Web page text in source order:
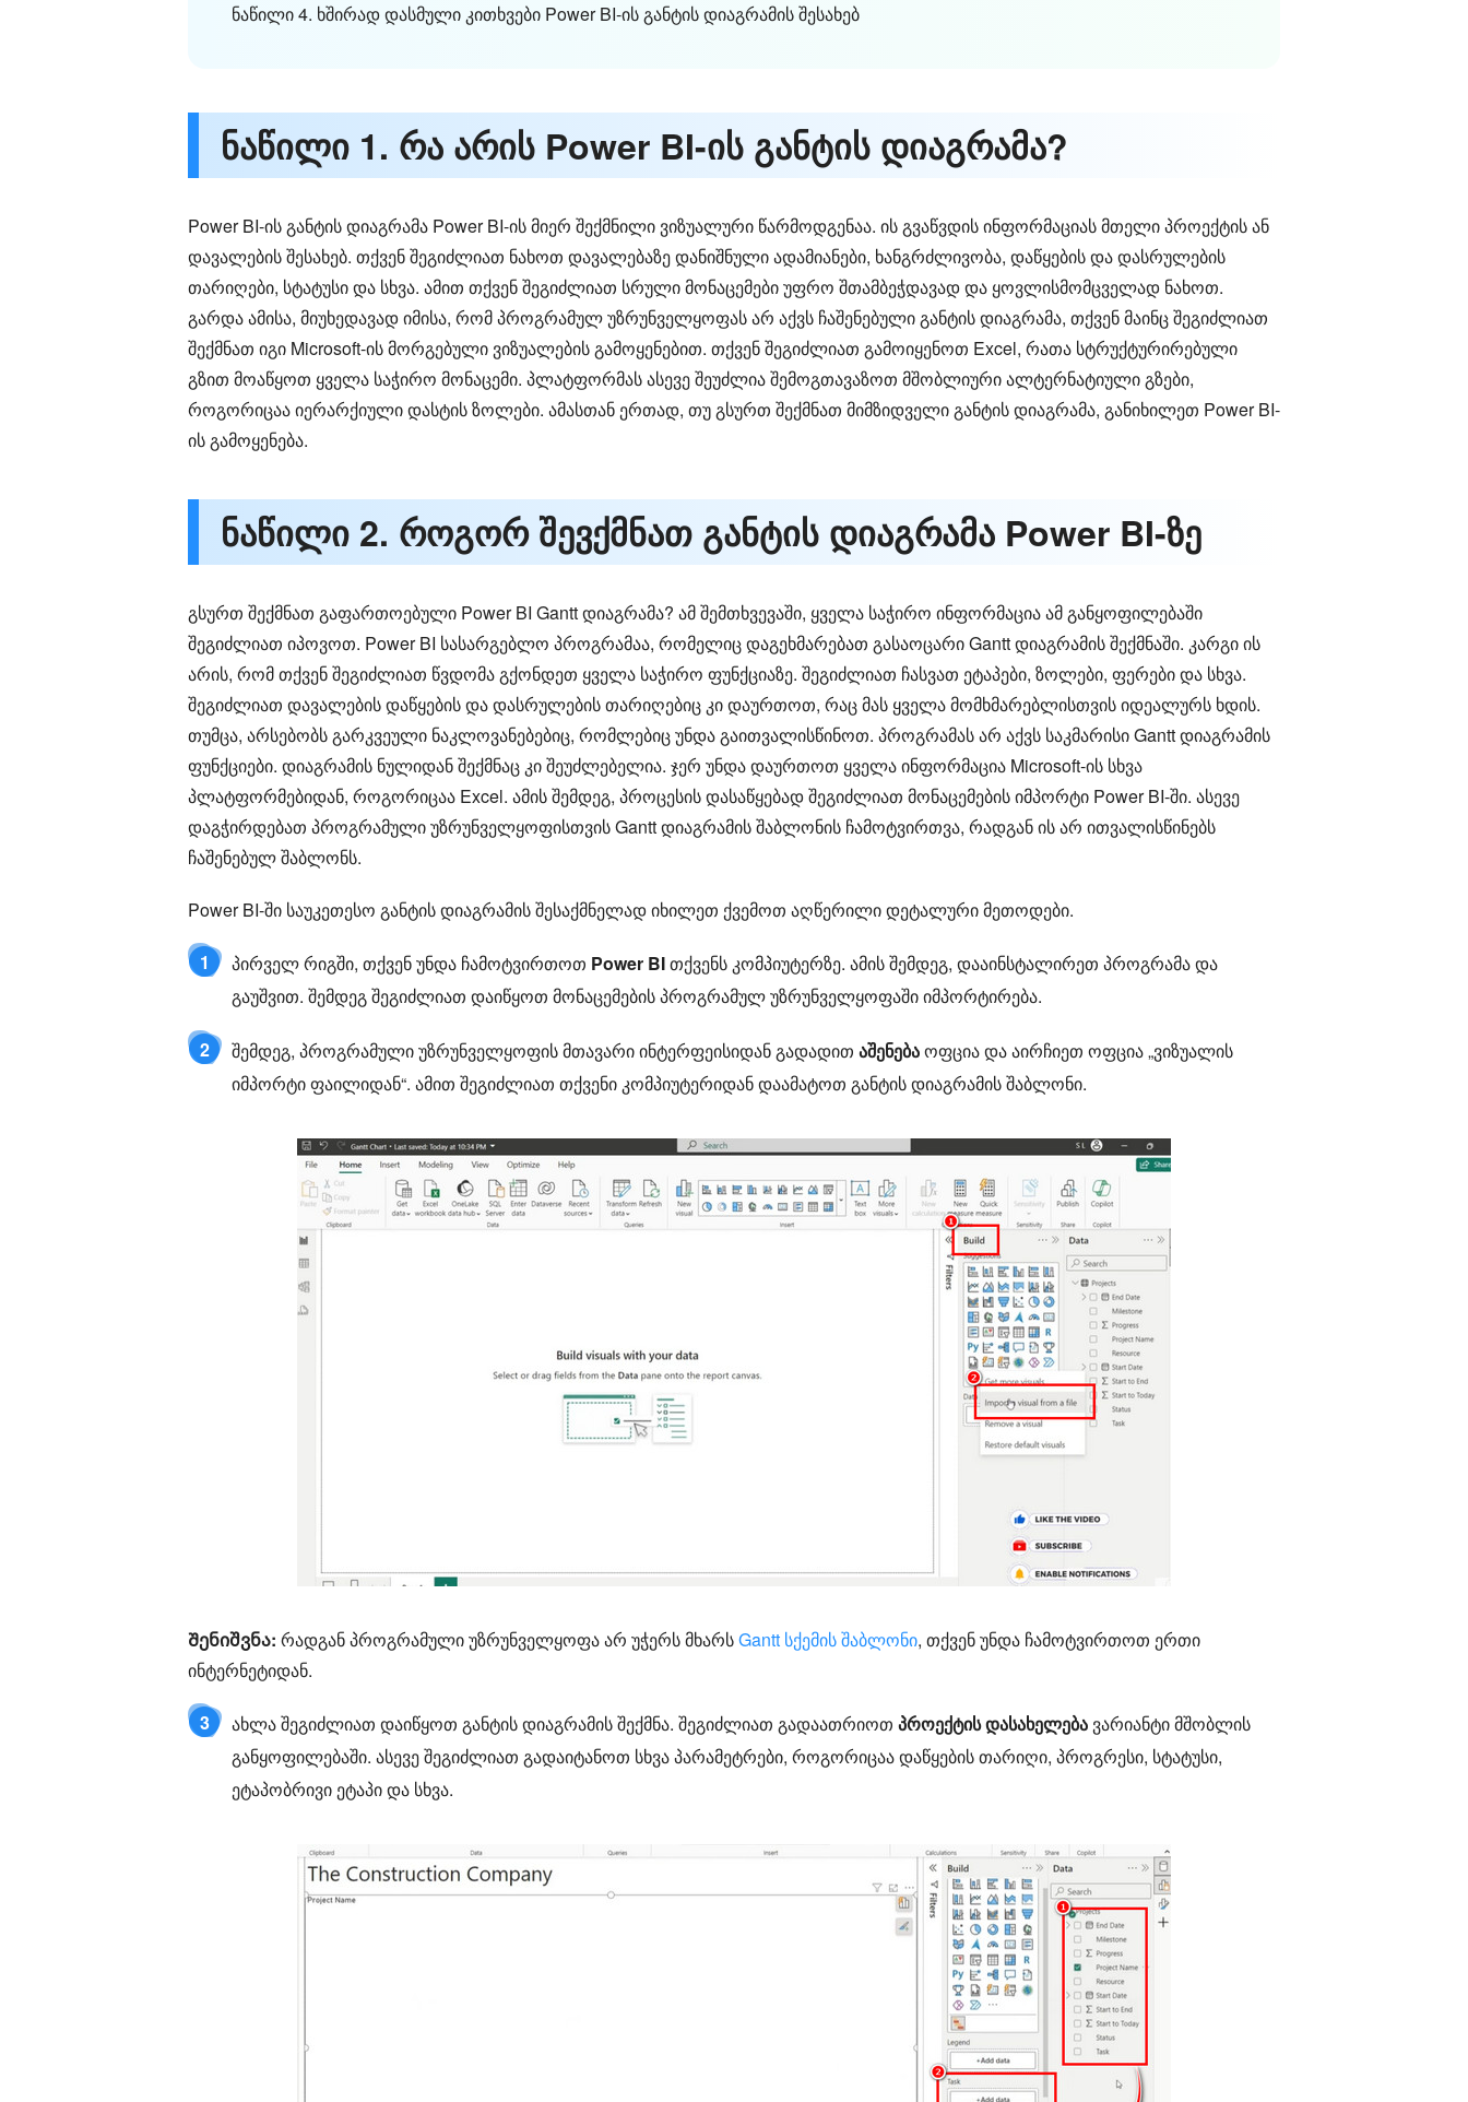
ნაწილი 4. ხშირად დასმული კითხვები Power BI-ის განტის დიაგრამის შესახებ
ნაწილი 1. რა არის Power BI-ის განტის დიაგრამა?
Power BI-ის განტის დიაგრამა Power BI-ის მიერ შექმნილი ვიზუალური წარმოდგენაა. ის გვაწვდის ინფორმაციას მთელი პროექტის ან
დავალების შესახებ. თქვენ შეგიძლიათ ნახოთ დავალებაზე დანიშნული ადამიანები, ხანგრძლივობა, დაწყების და დასრულების
თარიღები, სტატუსი და სხვა. ამით თქვენ შეგიძლიათ სრული მონაცემები უფრო შთამბეჭდავად და ყოვლისმომცველად ნახოთ.
გარდა ამისა, მიუხედავად იმისა, რომ პროგრამულ უზრუნველყოფას არ აქვს ჩაშენებული განტის დიაგრამა, თქვენ მაინც შეგიძლიათ
შექმნათ იგი Microsoft-ის მორგებული ვიზუალების გამოყენებით. თქვენ შეგიძლიათ გამოიყენოთ Excel, რათა სტრუქტურირებული
გზით მოაწყოთ ყველა საჭირო მონაცემი. პლატფორმას ასევე შეუძლია შემოგთავაზოთ მშობლიური ალტერნატიული გზები,
როგორიცაა იერარქიული დასტის ზოლები. ამასთან ერთად, თუ გსურთ შექმნათ მიმზიდველი განტის დიაგრამა, განიხილეთ Power BI-
ის გამოყენება.
ნაწილი 2. როგორ შევქმნათ განტის დიაგრამა Power BI-ზე
გსურთ შექმნათ გაფართოებული Power BI Gantt დიაგრამა? ამ შემთხვევაში, ყველა საჭირო ინფორმაცია ამ განყოფილებაში
შეგიძლიათ იპოვოთ. Power BI სასარგებლო პროგრამაა, რომელიც დაგეხმარებათ გასაოცარი Gantt დიაგრამის შექმნაში. კარგი ის
არის, რომ თქვენ შეგიძლიათ წვდომა გქონდეთ ყველა საჭირო ფუნქციაზე. შეგიძლიათ ჩასვათ ეტაპები, ზოლები, ფერები და სხვა.
შეგიძლიათ დავალების დაწყების და დასრულების თარიღებიც კი დაურთოთ, რაც მას ყველა მომხმარებლისთვის იდეალურს ხდის.
თუმცა, არსებობს გარკვეული ნაკლოვანებებიც, რომლებიც უნდა გაითვალისწინოთ. პროგრამას არ აქვს საკმარისი Gantt დიაგრამის
ფუნქციები. დიაგრამის ნულიდან შექმნაც კი შეუძლებელია. ჯერ უნდა დაურთოთ ყველა ინფორმაცია Microsoft-ის სხვა
პლატფორმებიდან, როგორიცაა Excel. ამის შემდეგ, პროცესის დასაწყებად შეგიძლიათ მონაცემების იმპორტი Power BI-ში. ასევე
დაგჭირდებათ პროგრამული უზრუნველყოფისთვის Gantt დიაგრამის შაბლონის ჩამოტვირთვა, რადგან ის არ ითვალისწინებს
ჩაშენებულ შაბლონს.
Power BI-ში საუკეთესო განტის დიაგრამის შესაქმნელად იხილეთ ქვემოთ აღწერილი დეტალური მეთოდები.
1 პირველ რიგში, თქვენ უნდა ჩამოტვირთოთ Power BIთქვენს კომპიუტერზე. ამის შემდეგ, დააინსტალირეთ პროგრამა და
გაუშვით. შემდეგ შეგიძლიათ დაიწყოთ მონაცემების პროგრამულ უზრუნველყოფაში იმპორტირება.
2 შემდეგ, პროგრამული უზრუნველყოფის მთავარი ინტერფეისიდან გადადით აშენებაოფცია და აირჩიეთ ოფცია „ვიზუალის
იმპორტი ფაილიდან“. ამით შეგიძლიათ თქვენი კომპიუტერიდან დაამატოთ განტის დიაგრამის შაბლონი.
Შენიშვნა: რადგან პროგრამული უზრუნველყოფა არ უჭერს მხარსGantt სქემის შაბლონი, თქვენ უნდა ჩამოტვირთოთ ერთი
ინტერნეტიდან.
3 ახლა შეგიძლიათ დაიწყოთ განტის დიაგრამის შექმნა. შეგიძლიათ გადაათრიოთ პროექტის დასახელება ვარიანტი მშობლის
განყოფილებაში. ასევე შეგიძლიათ გადაიტანოთ სხვა პარამეტრები, როგორიცაა დაწყების თარიღი, პროგრესი, სტატუსი,
ეტაპობრივი ეტაპი და სხვა.